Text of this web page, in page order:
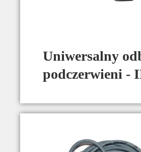
Uniwersalny
podczerwieni -